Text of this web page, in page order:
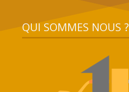
QUI SOMMES NOUS ?